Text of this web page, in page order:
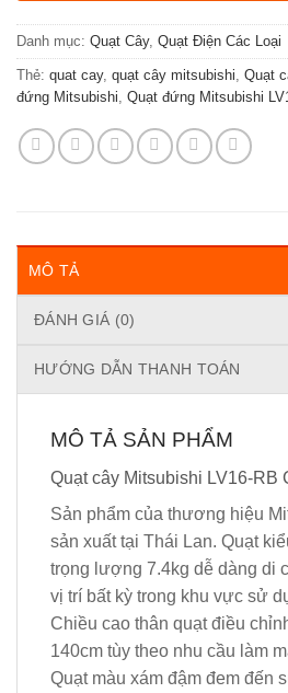
Danh mục: Quạt Cây, Quạt Điện Các Loại
Thẻ: quat cay, quạt cây mitsubishi, Quạt
đứng Mitsubishi, Quạt đứng Mitsubishi
MÔ TẢ
ĐÁNH GIÁ (0)
HƯỚNG DẪN THANH TOÁN
MÔ TẢ SẢN PHẨM
Quạt cây Mitsubishi LV16-RB
Sản phẩm của thương hiệu
sản xuất tại Thái Lan. Quạt
trọng lượng 7.4kg dễ dàng di
vị trí bất kỳ trong khu vực sử
Chiều cao thân quạt điều
140cm tùy theo nhu cầu làm
Quạt màu xám đậm đem đến